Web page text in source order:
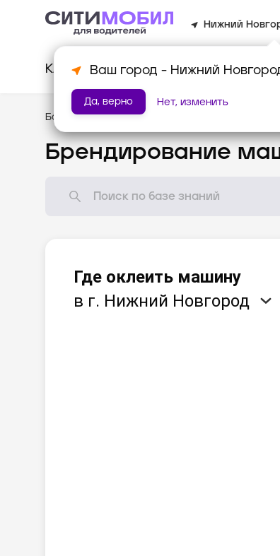
Нижний
Ваш город - Нижний
Да, верно Нет, изменить
Клиентам Водителям
База знаний /Мотивация
Брендирование
Где оклеить машину
в г. Нижний Новгород